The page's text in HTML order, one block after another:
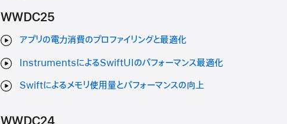
WWDC25
アプリの電力消費のプロファイリングと最適化
InstrumentsによるSwiftUIのパフォーマンス最適化
Swiftによるメモリ使用量とパフォーマンスの向上
WWDC24